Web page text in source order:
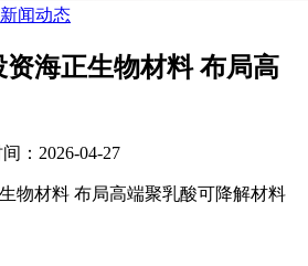
新闻动态
海正生物材料 布局高
：2026-04-27
物材料 布局高端聚乳酸可降解材料